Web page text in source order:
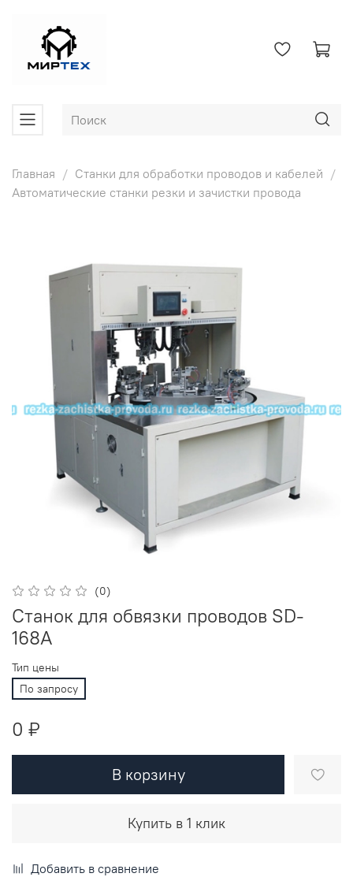
Главная
Станки для обработки проводов и кабелей
Автоматические станки резки и зачистки провода
(0)
Станок для обвязки проводов SD-
168A
Тип цены
По запросу
0 ₽
В корзину
Купить в 1 клик
Добавить в сравнение